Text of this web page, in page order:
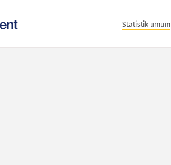
Statistik umum